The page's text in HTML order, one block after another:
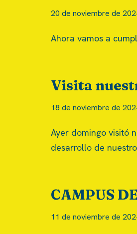
20 de noviembre de
Ahora vamos a
Visita
18 de noviembre de
Ayer domingo visitó
desarrollo de
CAMPUS
11 de noviembre de